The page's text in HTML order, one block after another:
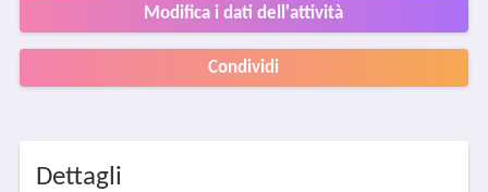
Modifica i dati dell'attività
Condividi
Dettagli